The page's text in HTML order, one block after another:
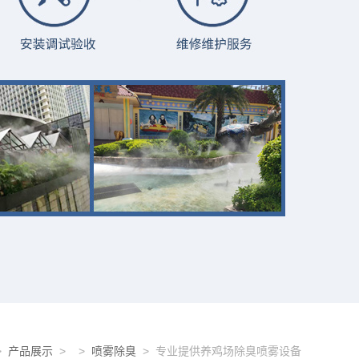
产品展示 > > 喷雾除臭 > 专业提供养鸡场除臭喷雾设备